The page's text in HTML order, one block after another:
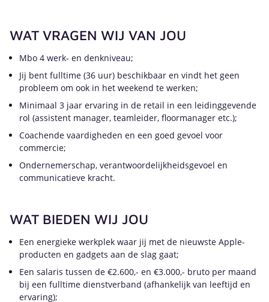
WAT VRAGEN WIJ VAN JOU
Mbo 4 werk- en denkniveau;
Jij bent fulltime (36 uur) beschikbaar en vindt het geen
probleem om ook in het weekend te werken;
Minimaal 3 jaar ervaring in de retail in een leidinggevende
rol (assistent manager, teamleider, floormanager etc.);
Coachende vaardigheden en een goed gevoel voor
commercie;
Ondernemerschap, verantwoordelijkheidsgevoel en
communicatieve kracht.
WAT BIEDEN WIJ JOU
Een energieke werkplek waar jij met de nieuwste Apple-
producten en gadgets aan de slag gaat;
Een salaris tussen de €2.600,- en €3.000,- bruto per maand
bij een fulltime dienstverband (afhankelijk van leeftijd en
ervaring);